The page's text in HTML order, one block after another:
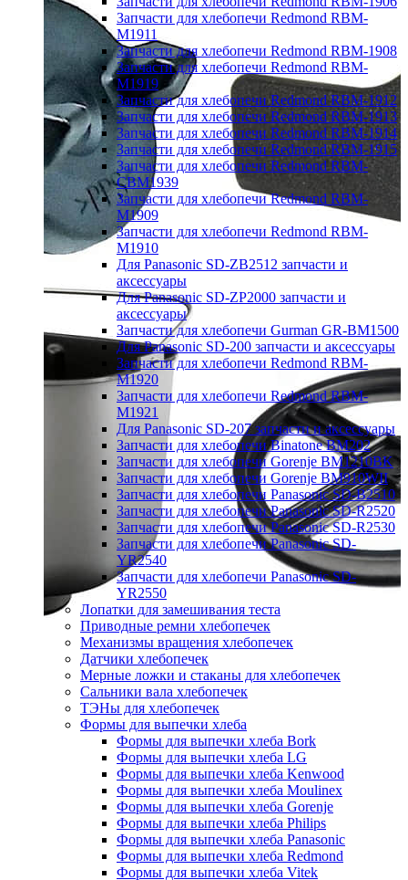
Запчасти для хлебопечи Redmond RBM-
M1911
Запчасти для хлебопечи Redmond RBM-1908
Запчасти для хлебопечи Redmond RBM-
M1919
Запчасти для хлебопечи Redmond RBM-1912
Запчасти для хлебопечи Redmond RBM-1913
Запчасти для хлебопечи Redmond RBM-1914
Запчасти для хлебопечи Redmond RBM-1915
Запчасти для хлебопечи Redmond RBM-
CBM1939
Запчасти для хлебопечи Redmond RBM-
M1909
Запчасти для хлебопечи Redmond RBM-
M1910
Для Panasonic SD-ZB2512 запчасти и
аксессуары
Для Panasonic SD-ZP2000 запчасти и
аксессуары
Запчасти для хлебопечи Gurman GR-BM1500
Для Panasonic SD-200 запчасти и аксессуары
Запчасти для хлебопечи Redmond RBM-
M1920
Запчасти для хлебопечи Redmond RBM-
M1921
Для Panasonic SD-207 запчасти и аксессуары
Запчасти для хлебопечи Binatone BM202
Запчасти для хлебопечи Gorenje BM1210BK
Запчасти для хлебопечи Gorenje BM910WII
Запчасти для хлебопечи Panasonic SD-B2510
Запчасти для хлебопечи Panasonic SD-R2520
Запчасти для хлебопечи Panasonic SD-R2530
Запчасти для хлебопечи Panasonic SD-
YR2540
Запчасти для хлебопечи Panasonic SD-
YR2550
Лопатки для замешивания теста
Приводные ремни хлебопечек
Механизмы вращения хлебопечек
Датчики хлебопечек
Мерные ложки и стаканы для хлебопечек
Сальники вала хлебопечек
ТЭНы для хлебопечек
Формы для выпечки хлеба
Формы для выпечки хлеба Bork
Формы для выпечки хлеба LG
Формы для выпечки хлеба Kenwood
Формы для выпечки хлеба Moulinex
Формы для выпечки хлеба Gorenje
Формы для выпечки хлеба Philips
Формы для выпечки хлеба Panasonic
Формы для выпечки хлеба Redmond
Формы для выпечки хлеба Vitek